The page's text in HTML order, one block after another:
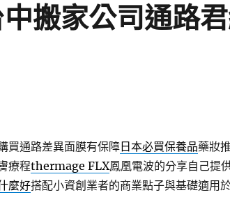
搬家公司通路
買通路差異面膜有保障日本必買保養品藥妝
療程thermage FLX鳳凰電波的分享自己提
麼好搭配小資創業者的商業點子與基礎適用